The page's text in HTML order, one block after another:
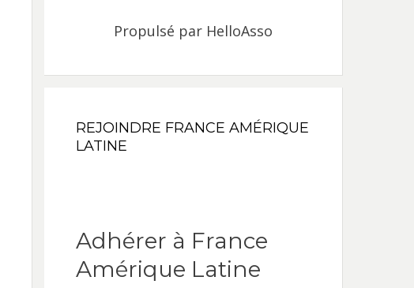
Propulsé par HelloAsso
REJOINDRE FRANCE AMÉRIQUE
LATINE
Adhérer à France
Amérique Latine